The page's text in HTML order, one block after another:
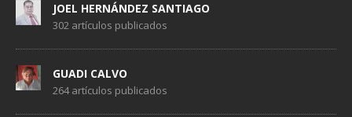
JOEL HERNÁNDEZ SANTIAGO
302 artículos publicados
GUADI CALVO
264 artículos publicados